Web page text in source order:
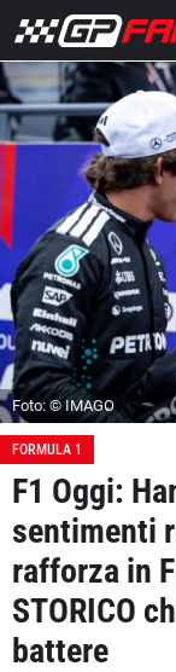
Foto: © IMAGO
FORMULA 1
F1 Oggi:
sentimenti
rafforza in
STORICO
battere